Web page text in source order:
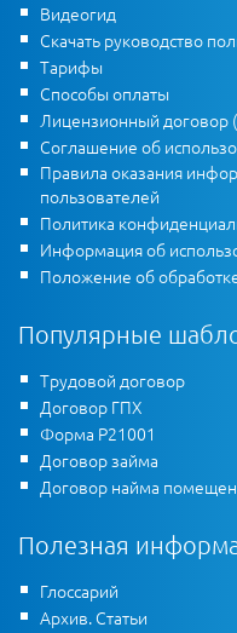
Видеогид
Скачать руководство
Тарифы
Способы оплаты
Лицензионный договор
Соглашение об
Правила оказания
пользователей
Политика
Информация об
Положение об
Популярные
Трудовой договор
Договор ГПХ
Форма Р21001
Договор займа
Договор найма
Полезная
Глоссарий
Архив. Статьи